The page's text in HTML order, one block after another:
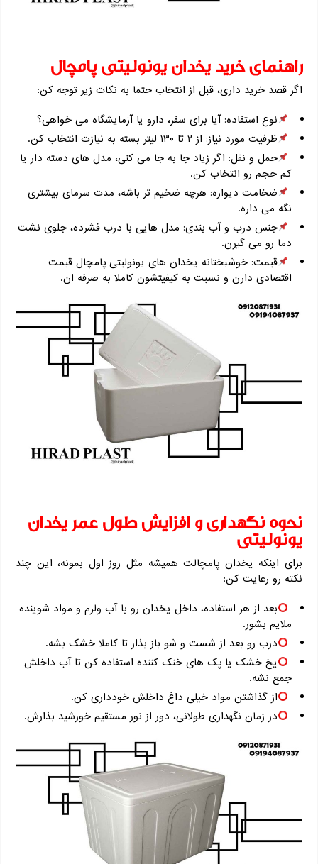
راهنمای خرید یخدان یونولیتی پامچال
اگر قصد خرید داری، قبل از انتخاب حتما به نکات زیر توجه کن:
نوع استفاده: آیا برای سفر، دارو یا آزمایشگاه می‌ خواهی؟
ظرفیت مورد نیاز: از ۲ تا ۱۳۰ لیتر بسته به نیازت انتخاب کن.
حمل و نقل: اگر زیاد جا به جا می‌ کنی، مدل‌ های دسته‌ دار یا
کم‌ حجم رو انتخاب کن.
ضخامت دیواره: هرچه ضخیم ‌تر باشه، مدت سرمای بیشتری
نگه می‌ داره.
جنس درب و آب ‌بندی: مدل ‌هایی با درب فشرده، جلوی نشت
دما رو می ‌گیرن.
قیمت: خوشبختانه یخدان‌ های یونولیتی پامچال قیمت
اقتصادی دارن و نسبت به کیفیتشون کاملا به ‌صرفه ‌ان.
نحوه نگهداری و افزایش طول عمر یخدان
یونولیتی
برای اینکه یخدان پامچالت همیشه مثل روز اول بمونه، این چند
نکته رو رعایت کن:
بعد از هر استفاده، داخل یخدان رو با آب ولرم و مواد شوینده
ملایم بشور.
درب رو بعد از شست ‌و شو باز بذار تا کاملا خشک بشه.
یخ خشک یا پک ‌های خنک‌ کننده استفاده کن تا آب داخلش
جمع نشه.
از گذاشتن مواد خیلی داغ داخلش خودداری کن.
در زمان نگهداری طولانی، دور از نور مستقیم خورشید بذارش.